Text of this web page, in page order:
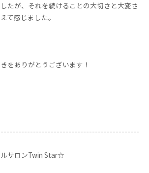
たが、それを続けることの大切さと大変さ
て感じました。
をありがとうございます！
サロンTwin Star☆